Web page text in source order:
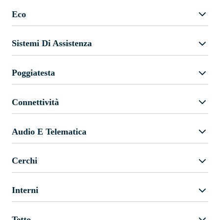
Eco
Sistemi Di Assistenza
Poggiatesta
Connettività
Audio E Telematica
Cerchi
Interni